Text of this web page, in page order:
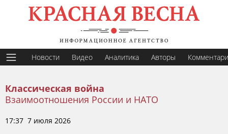
Новости Видео Аналитика Авторы
Классическая война
Взаимоотношения России и НАТО
17:37 7 июля 2026